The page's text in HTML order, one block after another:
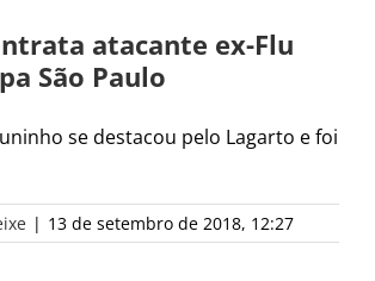
atacante ex-Flu
São Paulo
se destacou pelo Lagarto e foi
| 13 de setembro de 2018, 12:27